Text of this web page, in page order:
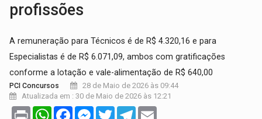
profissões
A remuneração para Técnicos é de R$ 4.320,16 e para
Especialistas é de R$ 6.071,09, ambos com gratificações
conforme a lotação e vale-alimentação de R$ 640,00
PCI Concursos
28 de Maio de 2026 às 09:44
Atualizada em : 30 de Maio de 2026 às 12:21
Print WhatsAppFacebookMessenger
TwitterTelegram